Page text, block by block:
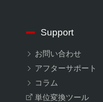
Support
お問い合わせ
アフターサポート
コラム
単位変換ツール